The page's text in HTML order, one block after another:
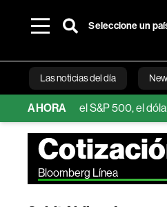
Seleccione un
Las noticias del día
AHORA
sobre el S&P 500, el dólar y el oro
Bloomberg Línea